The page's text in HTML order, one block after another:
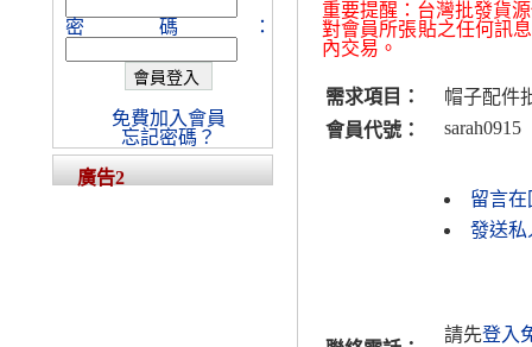
重要提醒：台灣批發貨
對會員所張貼之任何訊
內交易。
需求項目：
帽子配件
會員代號：
sarah0915
留言
發送私
請先登入
密碼：
免費加入會員
忘記密碼？
廣告2